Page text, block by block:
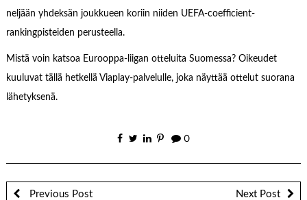
neljään yhdeksän joukkueen koriin niiden UEFA-coefficient-
rankingpisteiden perusteella.
Mistä voin katsoa Eurooppa-liigan otteluita Suomessa? Oikeudet
kuuluvat tällä hetkellä Viaplay-palvelulle, joka näyttää ottelut suorana
lähetyksenä.
0
Previous Post Next Post